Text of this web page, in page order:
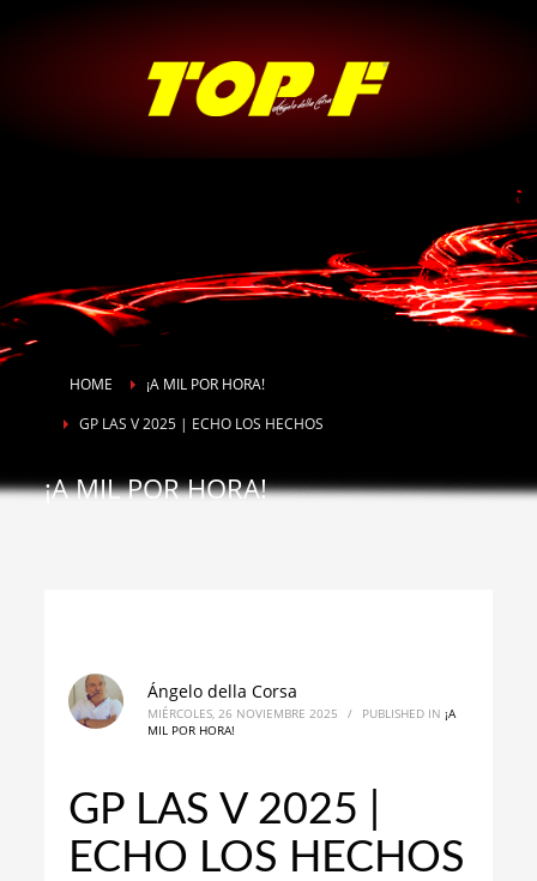
HOME
¡A MIL POR HORA!
GP LAS V 2025 | ECHO LOS HECHOS
¡A MIL POR HORA!
Ángelo della Corsa
MIÉRCOLES, 26 NOVIEMBRE 2025 / PUBLISHED IN¡A
MIL POR HORA!
GP LAS V 2025 |
ECHO LOS HECHOS